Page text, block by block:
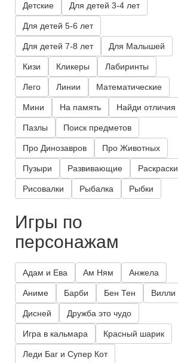
Детские Для детей 3-4 лет
Для детей 5-6 лет
Для детей 7-8 лет Для Малышей
Кизи Кликеры Лабиринты
Лего Линии Математические
Мини На память Найди отличия
Пазлы Поиск предметов
Про Динозавров Про Животных
Пузыри Развивающие Раскраски
Рисовалки Рыбалка Рыбки
Игры по
персонажам
Адам и Ева Ам Ням Анжела
Аниме Барби Бен Тен Вилли
Дисней Дружба это чудо
Игра в кальмара Красный шарик
Леди Баг и Супер Кот